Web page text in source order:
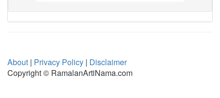
About | Privacy Policy | Disclaimer
Copyright © RamalanArtiNama.com